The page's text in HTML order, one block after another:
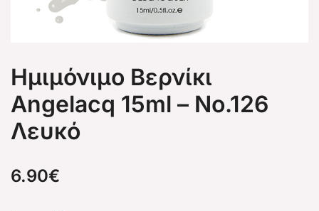
Ημιμόνιμο Βερνίκι
Angelacq 15ml – No.126
Λευκό
6.90€